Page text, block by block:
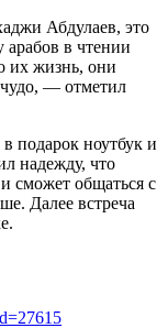
Абдулаев, это
арабов в чтении
их жизнь, они
— отметил
подарок ноутбук и
надежду, что
сможет общаться с
Далее встреча